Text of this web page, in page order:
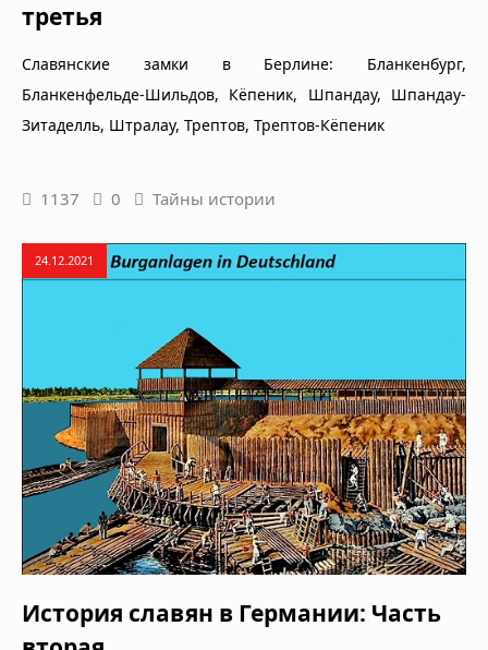
третья
Славянские замки в Берлине: Бланкенбург,
Бланкенфельде-Шильдов, Кёпеник, Шпандау, Шпандау-
Зитаделль, Штралау, Трептов, Трептов-Кёпеник
1137 0 Тайны истории
24.12.2021
История славян в Германии: Часть